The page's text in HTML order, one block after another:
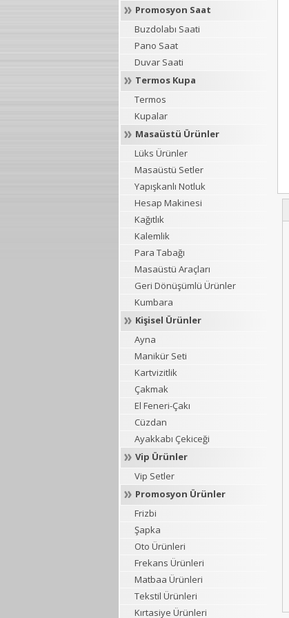
Promosyon Saat
Buzdolabı Saati
Pano Saat
Duvar Saati
Termos Kupa
Termos
Kupalar
Masaüstü Ürünler
Lüks Ürünler
Masaüstü Setler
Yapışkanlı Notluk
Hesap Makinesi
Kağıtlık
Kalemlik
Para Tabağı
Masaüstü Araçları
Geri Dönüşümlü Ürünler
Kumbara
Kişisel Ürünler
Ayna
Manikür Seti
Kartvizitlik
Çakmak
El Feneri-Çakı
Cüzdan
Ayakkabı Çekiceği
Vip Ürünler
Vip Setler
Promosyon Ürünler
Frizbi
Şapka
Oto Ürünleri
Frekans Ürünleri
Matbaa Ürünleri
Tekstil Ürünleri
Kırtasiye Ürünleri